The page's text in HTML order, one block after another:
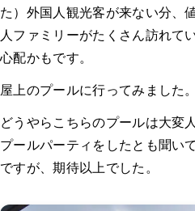
た）外国人観光客が来ない分、
人ファミリーがたくさん訪れて
心配かもです。
屋上のプールに行ってみました。
どうやらこちらのプールは大変
プールパーティをしたとも聞い
ですが、期待以上でした。